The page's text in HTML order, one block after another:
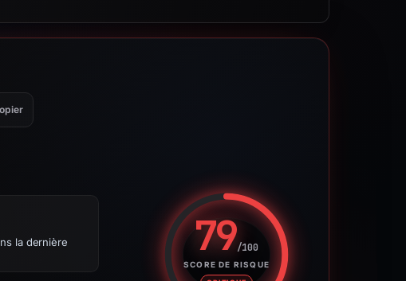
la dernière
79/100
SCORE DE RISQUEScore de risque : 79 sur 100.